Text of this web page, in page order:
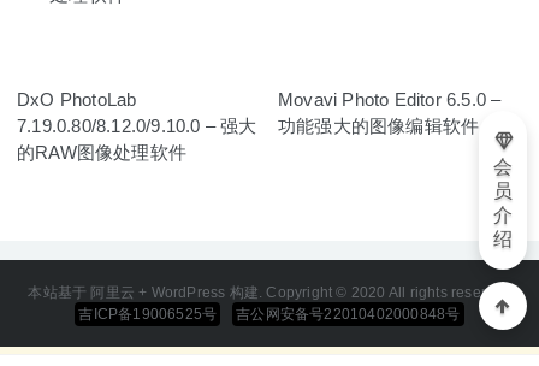
DxO PhotoLab
7.19.0.80/8.12.0/9.10.0 – 强大
的RAW图像处理软件
Movavi Photo Editor 6.5.0 –
功能强大的图像编辑软件
本站基于 阿里云 + WordPress 构建. Copyright © 2020 All rights reserved
吉ICP备19006525号
吉公网安备号22010402000848号
会
员
介
绍